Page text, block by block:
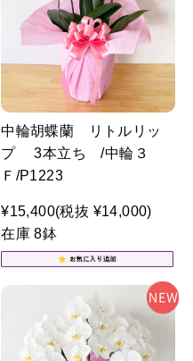
中輪胡蝶蘭 リトルリッ
プ 3本立ち /中輪３
Ｆ/P1223
¥15,400(税抜 ¥14,000)
在庫 8鉢